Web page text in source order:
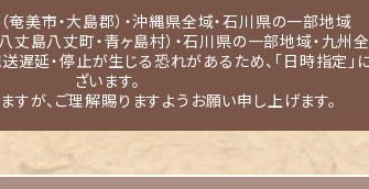
奄美市・大島郡）・沖縄県全域・石川県の一部地域
丈島八丈町・青ヶ島村）・石川県の一部地域・九州
遅延・停止が生じる恐れがあるため、「日時指定
ざいます。
すが、ご理解賜りますようお願い申し上げます。